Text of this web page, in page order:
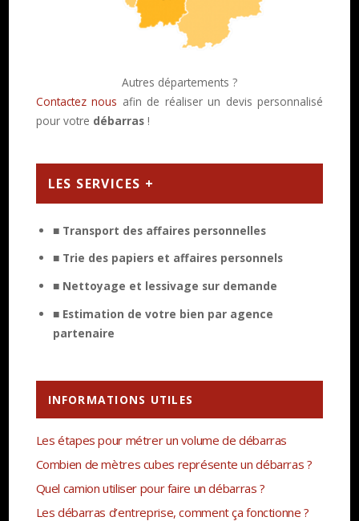
Autres départements ?
Contactez nous afin de réaliser un devis personnalisé
pour votre débarras!
LES SERVICES +
■ Transport des affaires personnelles
■ Trie des papiers et affaires personnels
■ Nettoyage et lessivage sur demande
■ Estimation de votre bien par agence
partenaire
INFORMATIONS UTILES
Les étapes pour métrer un volume de débarras
Combien de mètres cubes représente un débarras ?
Quel camion utiliser pour faire un débarras ?
Les débarras d’entreprise, comment ça fonctionne ?